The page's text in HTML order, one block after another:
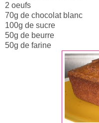
2 oeufs
70g de chocolat blanc
100g de sucre
50g de beurre
50g de farine